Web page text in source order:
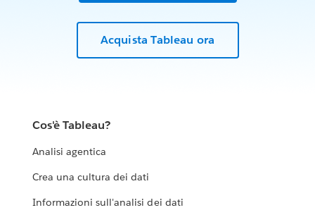
Acquista Tableau ora
Cos'è Tableau?
Analisi agentica
Crea una cultura dei dati
Informazioni sull'analisi dei dati